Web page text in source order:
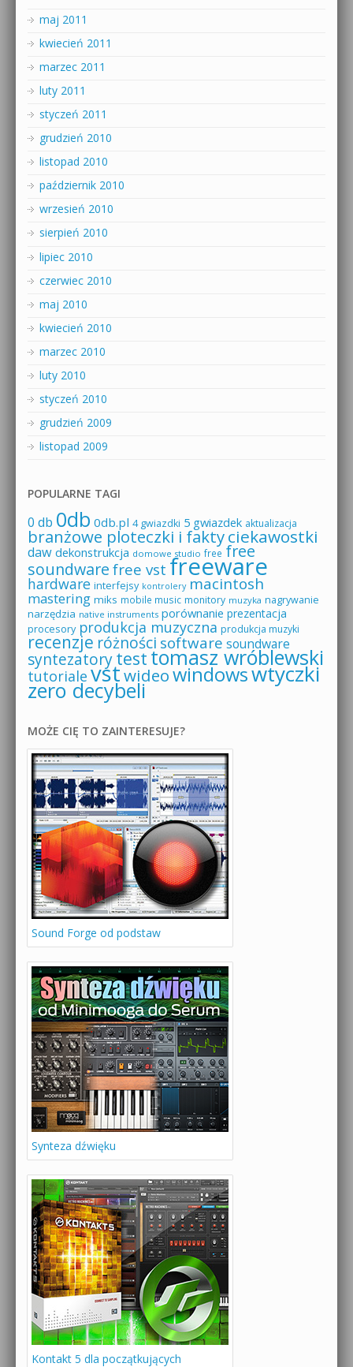
maj 2011
kwiecień 2011
marzec 2011
luty 2011
styczeń 2011
grudzień 2010
listopad 2010
październik 2010
wrzesień 2010
sierpień 2010
lipiec 2010
czerwiec 2010
maj 2010
kwiecień 2010
marzec 2010
luty 2010
styczeń 2010
grudzień 2009
listopad 2009
POPULARNE TAGI
0 db 0db 0db.pl 4 gwiazdki 5 gwiazdek aktualizacja
branżowe ploteczki i faktyciekawostki
daw dekonstrukcja domowe studio free free
soundware free vst freeware
hardware interfejsy kontrolery macintosh
mastering miks mobile music monitory muzyka nagrywanie
narzędzia native instruments porównanie prezentacja
procesory produkcja muzyczna produkcja muzyki
recenzje różności software soundware
syntezatorytesttomasz wróblewski
tutoriale vstwideowindowswtyczki
zero decybeli
MOŻE CIĘ TO ZAINTERESUJE?
Sound Forge od podstaw
Synteza dźwięku
Kontakt 5 dla początkujących